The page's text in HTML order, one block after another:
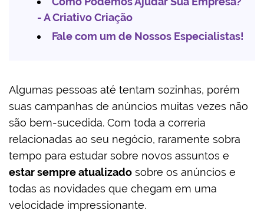
- A Criativo Criação
Fale com um de Nossos Especialistas!
Algumas pessoas até tentam sozinhas, porém
suas campanhas de anúncios muitas vezes não
são bem-sucedida. Com toda a correria
relacionadas ao seu negócio, raramente sobra
tempo para estudar sobre novos assuntos e
estar sempre atualizado sobre os anúncios e
todas as novidades que chegam em uma
velocidade impressionante.